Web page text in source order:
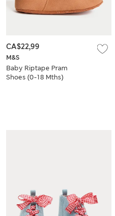
M&S
Baby Riptape Pram
Shoes (0-18 Mths)
CA$22,99